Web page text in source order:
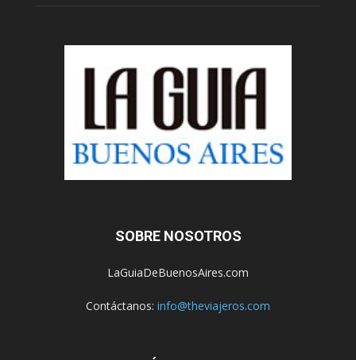
SOBRE NOSOTROS
LaGuiaDeBuenosAires.com
Contáctanos: info@theviajeros.com